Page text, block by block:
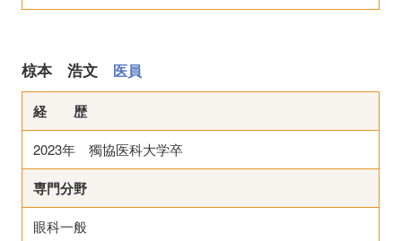
椋本 浩文 医員
経 歴
2023年 獨協医科大学卒
専門分野
眼科一般